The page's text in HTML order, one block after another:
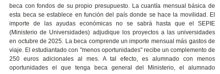
beca con fondos de su propio presupuesto. La cuantía mensual básica de
esta beca se establece en función del país donde se hace la movilidad. El
importe de las ayudas económicas no se sabrá hasta que el SEPIE
(Ministerio de Universidades) adjudique los proyectos a las universidades
en octubre de 2025. La beca comprende un importe mensual más gastos de
viaje. El estudiantado con "menos oportunidades" recibe un complemento de
250 euros adicionales al mes. A tal efecto, es alumnado con menos
oportunidades el que tenga beca general del Ministerio, el alumnado